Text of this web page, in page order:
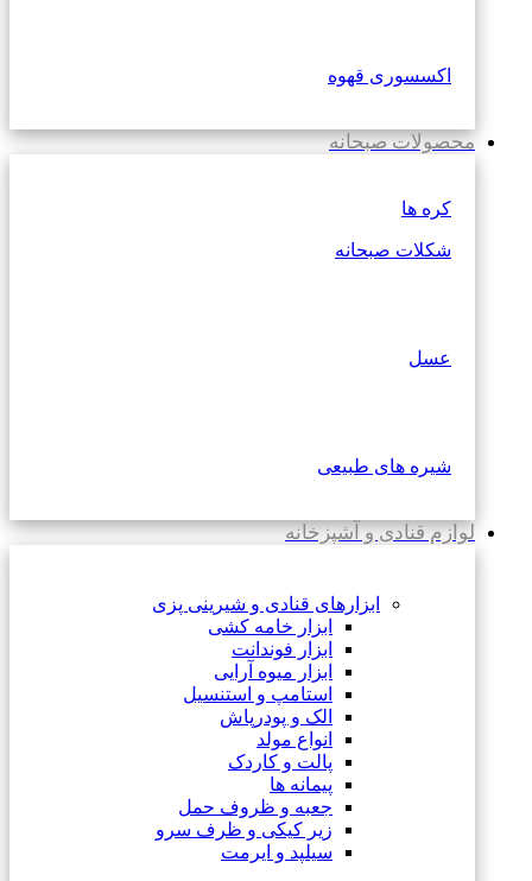
اکسسوری قهوه
محصولات صبحانه
کره ها
شکلات صبحانه
عسل
شیره های طبیعی
لوازم قنادی و آشپزخانه
ابزارهای قنادی و شیرینی پزی
ابزار خامه کشی
ابزار فوندانت
ابزار میوه آرایی
استامپ و استنسیل
الک و پودرپاش
انواع مولد
پالت و کاردک
پیمانه ها
جعبه و ظروف حمل
زیر کیکی و ظرف سرو
سیلپد و ایرمت